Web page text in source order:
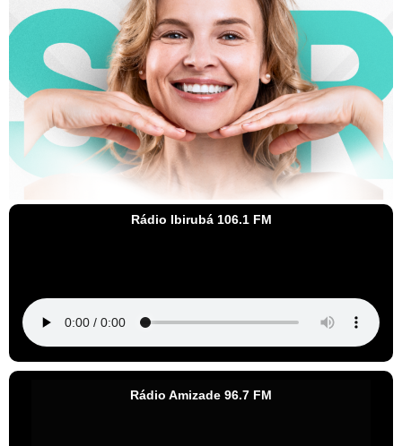
Rádio Ibirubá 106.1 FM
Rádio Amizade 96.7 FM